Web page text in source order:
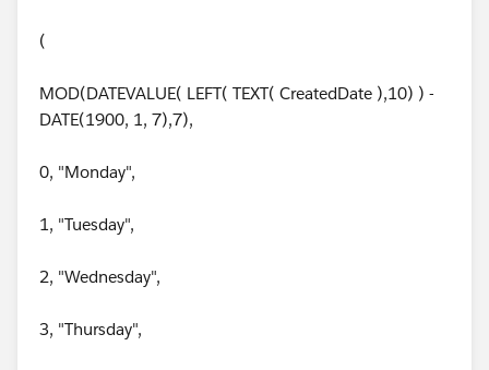
(
MOD(DATEVALUE( LEFT( TEXT( CreatedDate ),10) ) -
DATE(1900, 1, 7),7),
0, "Monday",
1, "Tuesday",
2, "Wednesday",
3, "Thursday",